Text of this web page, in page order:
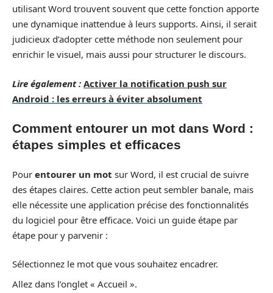
utilisant Word trouvent souvent que cette fonction apporte
une dynamique inattendue à leurs supports. Ainsi, il serait
judicieux d’adopter cette méthode non seulement pour
enrichir le visuel, mais aussi pour structurer le discours.
Lire également : Activer la notification push sur
Android : les erreurs à éviter absolument
Comment entourer un mot dans Word :
étapes simples et efficaces
Pour entourer un mot sur Word, il est crucial de suivre
des étapes claires. Cette action peut sembler banale, mais
elle nécessite une application précise des fonctionnalités
du logiciel pour être efficace. Voici un guide étape par
étape pour y parvenir :
Sélectionnez le mot que vous souhaitez encadrer.
Allez dans l’onglet « Accueil ».